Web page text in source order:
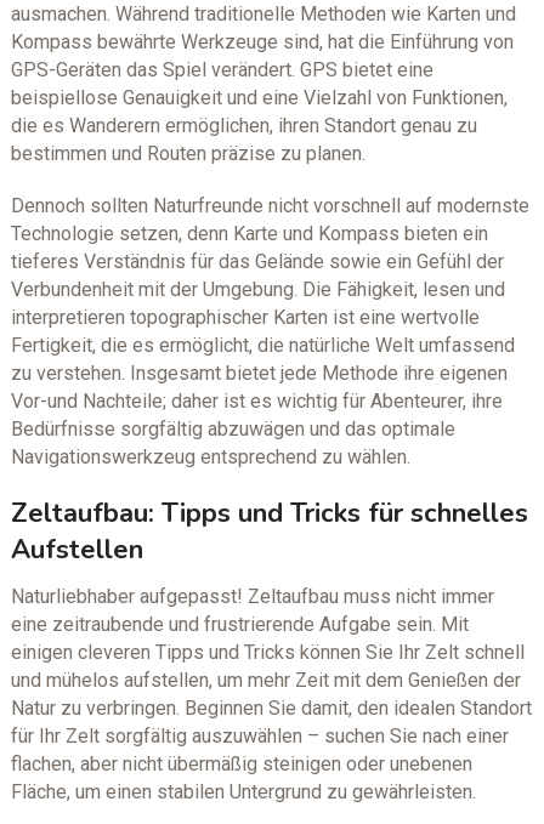
ausmachen. Während traditionelle Methoden wie Karten und
Kompass bewährte Werkzeuge sind, hat die Einführung von
GPS-Geräten das Spiel verändert. GPS bietet eine
beispiellose Genauigkeit und eine Vielzahl von Funktionen,
die es Wanderern ermöglichen, ihren Standort genau zu
bestimmen und Routen präzise zu planen.
Dennoch sollten Naturfreunde nicht vorschnell auf modernste
Technologie setzen, denn Karte und Kompass bieten ein
tieferes Verständnis für das Gelände sowie ein Gefühl der
Verbundenheit mit der Umgebung. Die Fähigkeit, lesen und
interpretieren topographischer Karten ist eine wertvolle
Fertigkeit, die es ermöglicht, die natürliche Welt umfassend
zu verstehen. Insgesamt bietet jede Methode ihre eigenen
Vor-und Nachteile; daher ist es wichtig für Abenteurer, ihre
Bedürfnisse sorgfältig abzuwägen und das optimale
Navigationswerkzeug entsprechend zu wählen.
Zeltaufbau: Tipps und Tricks für schnelles
Aufstellen
Naturliebhaber aufgepasst! Zeltaufbau muss nicht immer
eine zeitraubende und frustrierende Aufgabe sein. Mit
einigen cleveren Tipps und Tricks können Sie Ihr Zelt schnell
und mühelos aufstellen, um mehr Zeit mit dem Genießen der
Natur zu verbringen. Beginnen Sie damit, den idealen Standort
für Ihr Zelt sorgfältig auszuwählen – suchen Sie nach einer
flachen, aber nicht übermäßig steinigen oder unebenen
Fläche, um einen stabilen Untergrund zu gewährleisten.